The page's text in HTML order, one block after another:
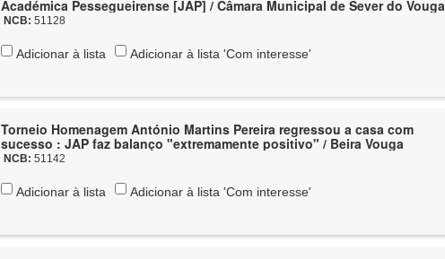
Académica Pessegueirense [JAP] / Câmara Municipal de Sever do Vouga
NCB:51128
Adicionar à lista Adicionar à lista 'Com interesse'
Torneio Homenagem António Martins Pereira regressou a casa com
sucesso : JAP faz balanço "extremamente positivo" / Beira Vouga
NCB:51142
Adicionar à lista Adicionar à lista 'Com interesse'